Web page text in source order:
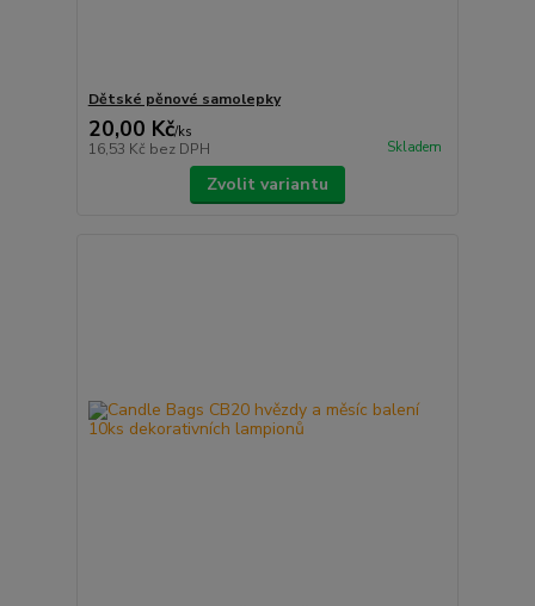
Dětské pěnové samolepky
20,00 Kč/ks
16,53 Kč bez DPH Skladem
Zvolit variantu